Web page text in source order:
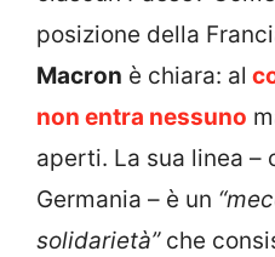
posizione della
Macron è chiara: al
non entra nessuno
aperti. La sua linea –
Germania – è un
solidarietà”che